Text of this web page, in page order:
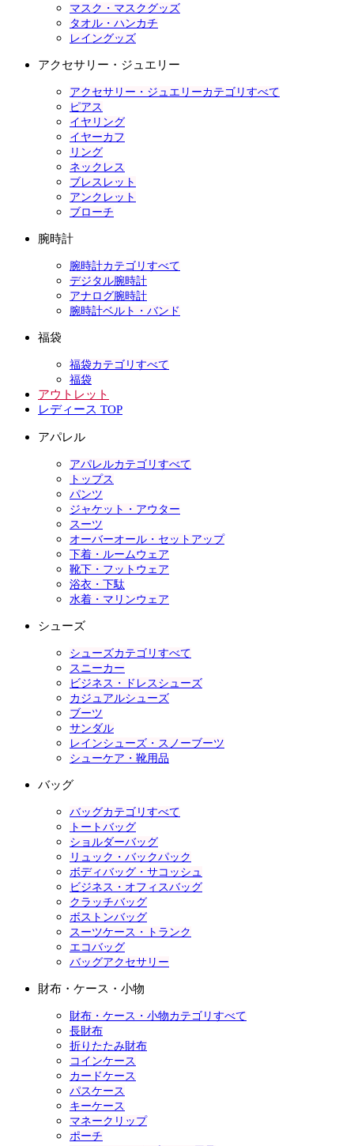
マスク・マスクグッズ
タオル・ハンカチ
レイングッズ
アクセサリー・ジュエリー
アクセサリー・ジュエリーカテゴリすべて
ピアス
イヤリング
イヤーカフ
リング
ネックレス
ブレスレット
アンクレット
ブローチ
腕時計
腕時計カテゴリすべて
デジタル腕時計
アナログ腕時計
腕時計ベルト・バンド
福袋
福袋カテゴリすべて
福袋
アウトレット
レディース TOP
アパレル
アパレルカテゴリすべて
トップス
パンツ
ジャケット・アウター
スーツ
オーバーオール・セットアップ
下着・ルームウェア
靴下・フットウェア
浴衣・下駄
水着・マリンウェア
シューズ
シューズカテゴリすべて
スニーカー
ビジネス・ドレスシューズ
カジュアルシューズ
ブーツ
サンダル
レインシューズ・スノーブーツ
シューケア・靴用品
バッグ
バッグカテゴリすべて
トートバッグ
ショルダーバッグ
リュック・バックパック
ボディバッグ・サコッシュ
ビジネス・オフィスバッグ
クラッチバッグ
ボストンバッグ
スーツケース・トランク
エコバッグ
バッグアクセサリー
財布・ケース・小物
財布・ケース・小物カテゴリすべて
長財布
折りたたみ財布
コインケース
カードケース
パスケース
キーケース
マネークリップ
ポーチ